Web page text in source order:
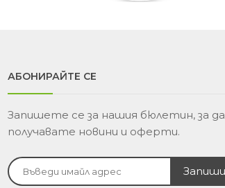
АБОНИРАЙТЕ СЕ
Запишете се за нашия бюлетин, за да
получавате новини и оферти.